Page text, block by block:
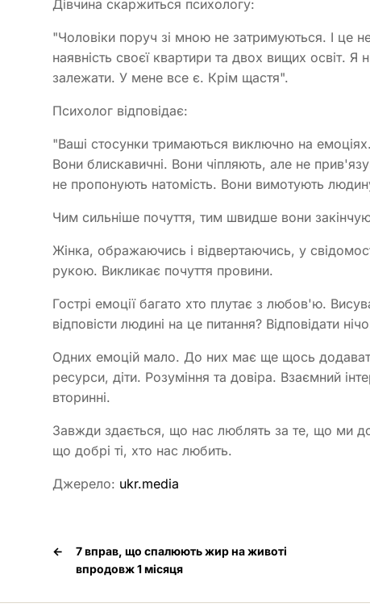
Дівчина скаржиться психологу:
"Чоловіки поруч зі мною не затримуються. І це
наявність своєї квартири та двох вищих освіт.
залежати. У мене все є. Крім щастя".
Психолог відповідає:
"Ваші стосунки тримаються виключно на
Вони блискавичні. Вони чіпляють, але не
не пропонують натомість. Вони вимотують
Чим сильніше почуття, тим швидше вони
Жінка, ображаючись і відвертаючись, у
рукою. Викликає почуття провини.
Гострі емоції багато хто плутає з любов'ю.
відповісти людині на це питання? Відповідати
Одних емоцій мало. До них має ще щось
ресурси, діти. Розуміння та довіра. Взаємний
вторинні.
Завжди здається, що нас люблять за те, що ми
що добрі ті, хто нас любить.
Джерело: ukr.media
←
7 вправ, що спалюють жир на животі
впродовж 1 місяця